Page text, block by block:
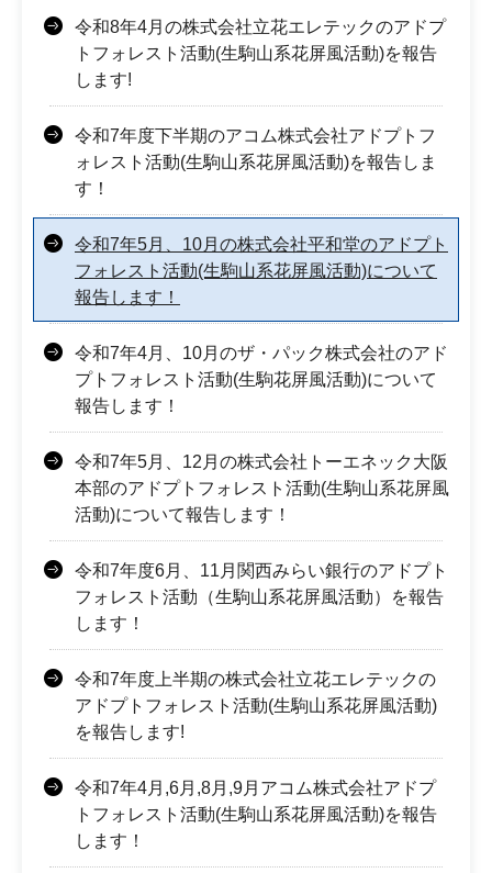
令和8年4月の株式会社立花エレテックのアドプ
トフォレスト活動(生駒山系花屏風活動)を報告
します!
令和7年度下半期のアコム株式会社アドプトフ
ォレスト活動(生駒山系花屏風活動)を報告しま
す！
令和7年5月、10月の株式会社平和堂のアドプト
フォレスト活動(生駒山系花屏風活動)について
報告します！
令和7年4月、10月のザ・パック株式会社のアド
プトフォレスト活動(生駒花屏風活動)について
報告します！
令和7年5月、12月の株式会社トーエネック大阪
本部のアドプトフォレスト活動(生駒山系花屏風
活動)について報告します！
令和7年度6月、11月関西みらい銀行のアドプト
フォレスト活動（生駒山系花屏風活動）を報告
します！
令和7年度上半期の株式会社立花エレテックの
アドプトフォレスト活動(生駒山系花屏風活動)
を報告します!
令和7年4月,6月,8月,9月アコム株式会社アドプ
トフォレスト活動(生駒山系花屏風活動)を報告
します！